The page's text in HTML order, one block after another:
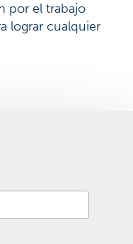
por el trabajo
lograr cualquier